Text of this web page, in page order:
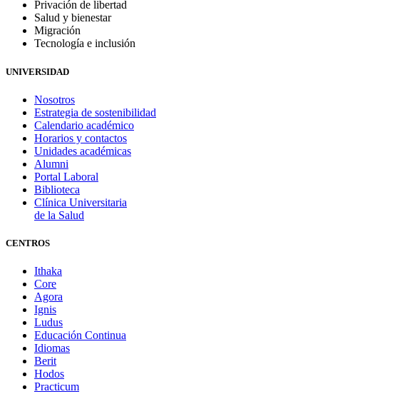
Privación de libertad
Salud y bienestar
Migración
Tecnología e inclusión
UNIVERSIDAD
Nosotros
Estrategia de sostenibilidad
Calendario académico
Horarios y contactos
Unidades académicas
Alumni
Portal Laboral
Biblioteca
Clínica Universitaria
de la Salud
CENTROS
Ithaka
Core
Agora
Ignis
Ludus
Educación Continua
Idiomas
Berit
Hodos
Practicum